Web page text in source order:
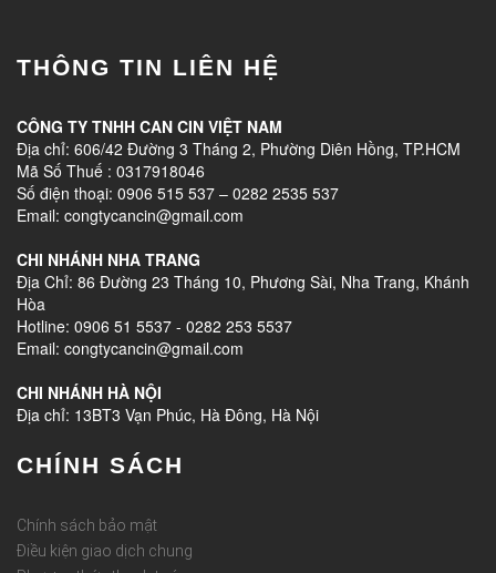
THÔNG TIN LIÊN HỆ
CÔNG TY TNHH CAN CIN VIỆT NAM
Địa chỉ: 606/42 Đường 3 Tháng 2, Phường Diên Hồng, TP.HCM
Mã Số Thuế : 0317918046
Số điện thoại: 0906 515 537 – 0282 2535 537
Email: congtycancin@gmail.com
CHI NHÁNH NHA TRANG
Địa Chỉ: 86 Đường 23 Tháng 10, Phương Sài, Nha Trang, Khánh
Hòa
Hotline: 0906 51 5537 - 0282 253 5537
Email: congtycancin@gmail.com
CHI NHÁNH HÀ NỘI
Địa chỉ: 13BT3 Vạn Phúc, Hà Đông, Hà Nội
CHÍNH SÁCH
Chính sách bảo mật
Điều kiện giao dịch chung